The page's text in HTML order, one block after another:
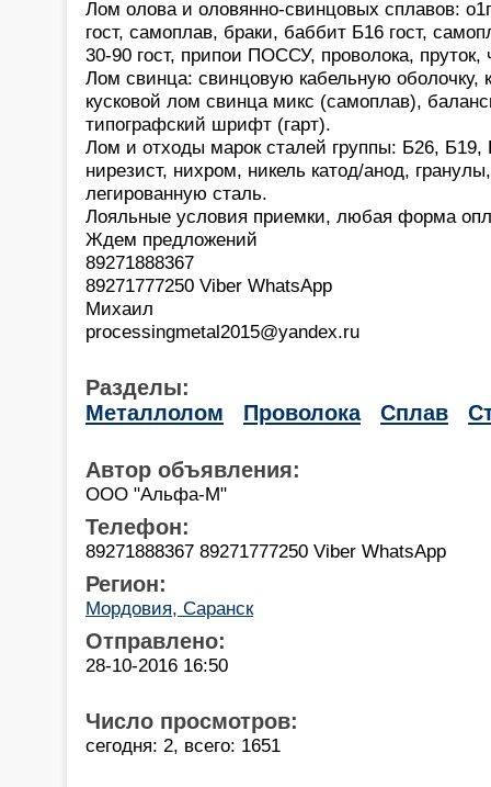
Лом олова и оловянно-свинцовых сплавов:
гост, самоплав, браки, баббит Б16 гост,
30-90 гост, припои ПОССУ, проволока,
Лом свинца: свинцовую кабельную оболочку,
кусковой лом свинца микс (самоплав),
типографский шрифт (гарт).
Лом и отходы марок сталей группы: Б26,
нирезист, нихром, никель катод/анод,
легированную сталь.
Лояльные условия приемки, любая форма
Ждем предложений
89271888367
89271777250 Viber WhatsApp
Михаил
processingmetal2015@yandex.ru
Разделы:
Металлолом
Проволока Сплав
Автор объявления:
ООО "Альфа-М"
Телефон:
89271888367 89271777250 Viber WhatsApp
Регион:
Мордовия, Саранск
Отправлено:
28-10-2016 16:50
Число просмотров:
сегодня: 2, всего: 1651